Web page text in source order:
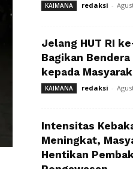
KAIMANA redaksi -
Jelang HUT RI
Bagikan
kepada
KAIMANA redaksi -
Intensitas
Meningkat,
Hentikan